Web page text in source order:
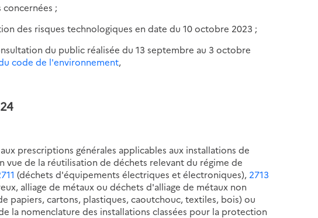
;
des risques technologiques en date du 10 octobre 2023 ;
du public réalisée du 13 septembre au 3 octobre
code de l'environnement,
prescriptions générales applicables aux installations de
de la réutilisation de déchets relevant du régime de
(déchets d'équipements électriques et électroniques), 2713
alliage de métaux ou déchets d'alliage de métaux non
papiers, cartons, plastiques, caoutchouc, textiles, bois) ou
la nomenclature des installations classées pour la protection